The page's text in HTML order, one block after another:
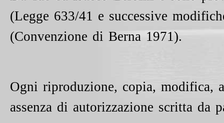
(Legge 633/41 e successive
(Convenzione di Berna 1971).
Ogni riproduzione, copia, modifica,
assenza di autorizzazione scritta da